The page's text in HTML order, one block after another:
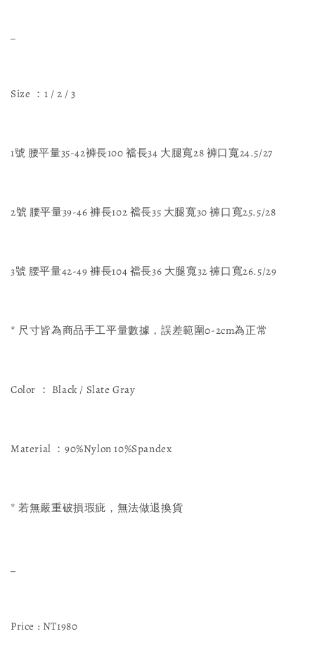
Size ：1 / 2 / 3
1號 腰平量35-42褲長100 襠長34 大腿寬28 褲口寬24.5/27
2號 腰平量39-46 褲長102 襠長35 大腿寬30 褲口寬25.5/28
3號 腰平量42-49 褲長104 襠長36 大腿寬32 褲口寬26.5/29
* 尺寸皆為商品手工平量數據，誤差範圍0-2cm為正常
Color ： Black / Slate Gray
Material ：90%Nylon 10%Spandex
* 若無嚴重破損瑕疵，無法做退換貨
Price : NT1980